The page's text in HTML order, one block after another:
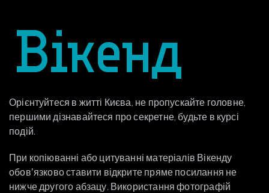
Орієнтуйтеся в житті Києва, не пропускайте головне,
першими дізнавайтеся про секретне, будьте в курсі
подій.
При копіюванні або цитуванні матеріалів Вікенду
обовʼязково ставити відкрите пряме посилання не
нижче другого абзацу. Використання фотографій